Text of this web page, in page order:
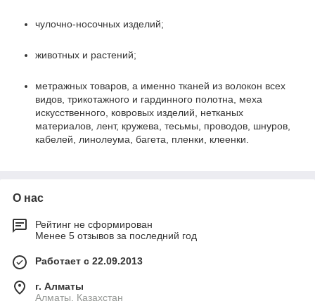
чулочно-носочных изделий;
животных и растений;
метражных товаров, а именно тканей из волокон всех
видов, трикотажного и гардинного полотна, меха
искусственного, ковровых изделий, нетканых
материалов, лент, кружева, тесьмы, проводов, шнуров,
кабелей, линолеума, багета, пленки, клеенки.
О нас
Рейтинг не сформирован
Менее 5 отзывов за последний год
Работает с 22.09.2013
г. Алматы
Алматы, Казахстан